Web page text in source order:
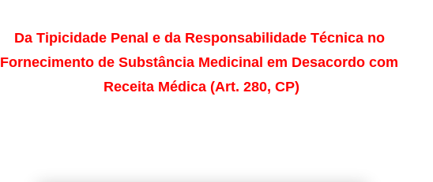
Da Tipicidade Penal e da Responsabilidade Técnica no
Fornecimento de Substância Medicinal em Desacordo com
Receita Médica (Art. 280, CP)